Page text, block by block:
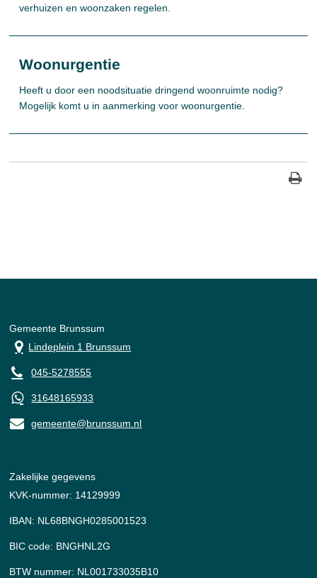
verhuizen en woonzaken regelen.
Woonurgentie
Heeft u door een noodsituatie dringend woonruimte nodig?
Mogelijk komt u in aanmerking voor woonurgentie.
Gemeente Brunssum
Lindeplein 1 Brunssum
045-5278555
31648165933
gemeente@brunssum.nl
Zakelijke gegevens
KVK-nummer: 14129999
IBAN: NL68BNGH0285001523
BIC code: BNGHNL2G
BTW nummer: NL001733035B10